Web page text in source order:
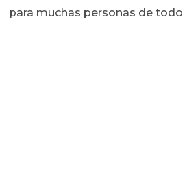
para muchas personas de